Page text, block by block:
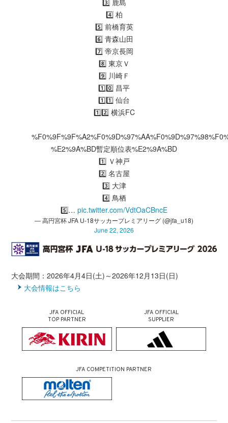
4️⃣ 柏
5️⃣ 前橋育英
6️⃣ 青森山田
7️⃣ 帝京長岡
8️⃣ 東京Ｖ
9️⃣ 川崎Ｆ
1️⃣0️⃣ 昌平
1️⃣1️⃣ 仙台
1️⃣2️⃣ 横浜FC
%E2%9A%BD暫定順位表%E2%9A%BD
1️⃣ Ｖ神戸
2️⃣ 名古屋
3️⃣ 大津
4️⃣ 鳥栖
5️⃣… pic.twitter.com/VdtOaCBncE
— 高円宮杯 JFA U-18サッカープレミアリーグ (@jfa_u18)
June 22, 2026
大会期間：2026年4月4日(土)～2026年12月13日(日)
大会情報はこちら
JFA OFFICIAL
TOP PARTNER
JFA OFFICIAL
SUPPLIER
JFA COMPETITION PARTNER